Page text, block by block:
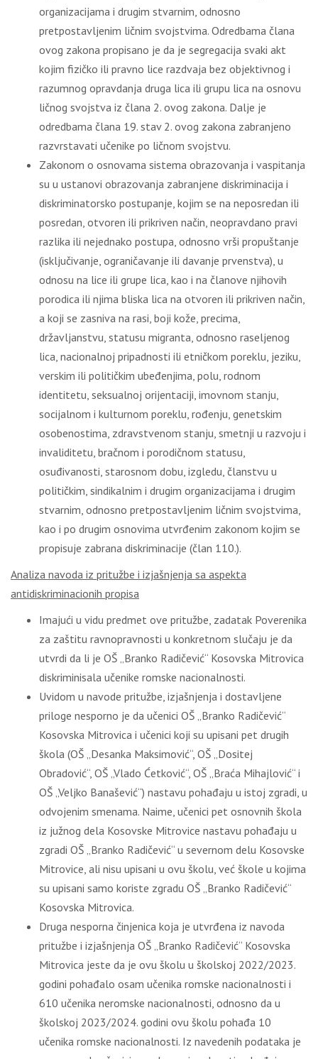
organizacijama i drugim stvarnim, odnosno
pretpostavljenim ličnim svojstvima. Odredbama člana
ovog zakona propisano je da je segregacija svaki akt
kojim fizičko ili pravno lice razdvaja bez objektivnog i
razumnog opravdanja druga lica ili grupu lica na osnovu
ličnog svojstva iz člana 2. ovog zakona. Dalje je
odredbama člana 19. stav 2. ovog zakona zabranjeno
razvrstavati učenike po ličnom svojstvu.
Zakonom o osnovama sistema obrazovanja i vaspitanja
su u ustanovi obrazovanja zabranjene diskriminacija i
diskriminatorsko postupanje, kojim se na neposredan ili
posredan, otvoren ili prikriven način, neopravdano pravi
razlika ili nejednako postupa, odnosno vrši propuštanje
(isključivanje, ograničavanje ili davanje prvenstva), u
odnosu na lice ili grupe lica, kao i na članove njihovih
porodica ili njima bliska lica na otvoren ili prikriven način,
a koji se zasniva na rasi, boji kože, precima,
državljanstvu, statusu migranta, odnosno raseljenog
lica, nacionalnoj pripadnosti ili etničkom poreklu, jeziku,
verskim ili političkim ubeđenjima, polu, rodnom
identitetu, seksualnoj orijentaciji, imovnom stanju,
socijalnom i kulturnom poreklu, rođenju, genetskim
osobenostima, zdravstvenom stanju, smetnji u razvoju i
invaliditetu, bračnom i porodičnom statusu,
osuđivanosti, starosnom dobu, izgledu, članstvu u
političkim, sindikalnim i drugim organizacijama i drugim
stvarnim, odnosno pretpostavljenim ličnim svojstvima,
kao i po drugim osnovima utvrđenim zakonom kojim se
propisuje zabrana diskriminacije (član 110.).
Analiza navoda iz pritužbe i izjašnjenja sa aspekta
antidiskriminacionih propisa
Imajući u vidu predmet ove pritužbe, zadatak Poverenika
za zaštitu ravnopravnosti u konkretnom slučaju je da
utvrdi da li je OŠ „Branko Radičević“ Kosovska Mitrovica
diskriminisala učenike romske nacionalnosti.
Uvidom u navode pritužbe, izjašnjenja i dostavljene
priloge nesporno je da učenici OŠ „Branko Radičević“
Kosovska Mitrovica i učenici koji su upisani pet drugih
škola (OŠ „Desanka Maksimović“, OŠ „Dositej
Obradović“, OŠ „Vlado Ćetković“, OŠ „Braća Mihajlović“ i
OŠ „Veljko Banašević“) nastavu pohađaju u istoj zgradi, u
odvojenim smenama. Naime, učenici pet osnovnih škola
iz južnog dela Kosovske Mitrovice nastavu pohađaju u
zgradi OŠ „Branko Radičević“ u severnom delu Kosovske
Mitrovice, ali nisu upisani u ovu školu, već škole u kojima
su upisani samo koriste zgradu OŠ „Branko Radičević“
Kosovska Mitrovica.
Druga nesporna činjenica koja je utvrđena iz navoda
pritužbe i izjašnjenja OŠ „Branko Radičević“ Kosovska
Mitrovica jeste da je ovu školu u školskoj 2022/2023.
godini pohađalo osam učenika romske nacionalnosti i
610 učenika neromske nacionalnosti, odnosno da u
školskoj 2023/2024. godini ovu školu pohađa 10
učenika romske nacionalnosti. Iz navedenih podataka je